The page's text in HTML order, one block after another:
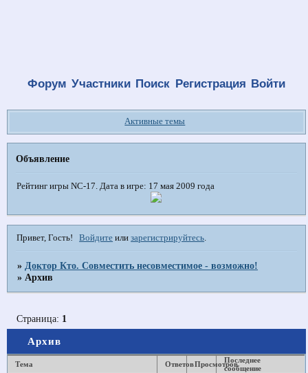
Форум Участники Поиск Регистрация Войти
Активные темы
Объявление
Рейтинг игры NC-17. Дата в игре: 17 мая 2009 года
Привет, Гость! Войдите илизарегистрируйтесь
»Доктор Кто. Совместить несовместимое - возможно!
»Архив
Архив
Страница: 1
Тема ОтветовПросмотровПоследнее
сообщение